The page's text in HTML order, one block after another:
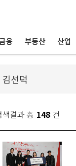
융 부동산 산업
색결과 총 148 건